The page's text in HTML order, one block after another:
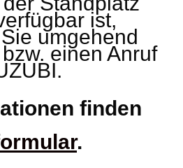
ist,
umgehend
einen Anruf
finden
.